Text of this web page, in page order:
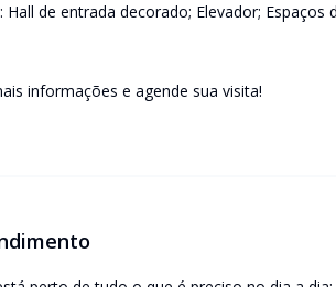
de entrada decorado; Elevador; Espaços
informações e agende sua visita!